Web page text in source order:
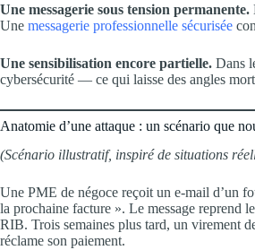
Une messagerie sous tension permanente.
Une messagerie professionnelle sécurisée
Une sensibilisation encore partielle. Dans
cybersécurité — ce qui laisse des angles
Anatomie d’une attaque : un scénario que
(Scénario illustratif, inspiré de situations
Une PME de négoce reçoit un e-mail d’un
la prochaine facture ». Le message reprend
RIB. Trois semaines plus tard, un virement
réclame son paiement.